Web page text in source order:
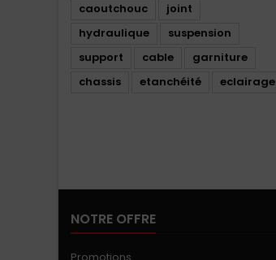
caoutchouc
joint
hydraulique
suspension
support
cable
garniture
chassis
etanchéité eclairage
NOTRE OFFRE